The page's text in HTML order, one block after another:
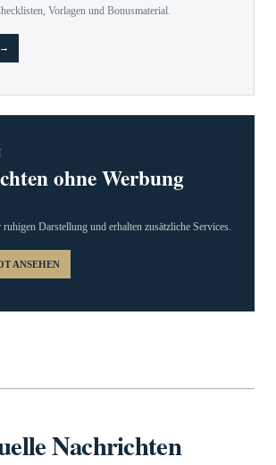
Vorlagen und Bonusmaterial.
→
ohne Werbung
Darstellung und erhalten zusätzliche Services.
ANSEHEN
Nachrichten